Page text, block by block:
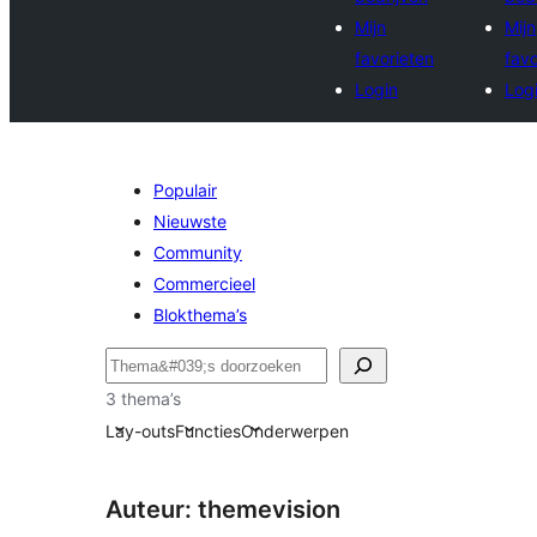
Mijn
favorieten
Login
Mijn
Populair
Nieuwste
Community
Commercieel
Blokthema’s
Zoeken
3 thema’s
Lay-outsFunctiesOnderwerpen
Auteur: themevision